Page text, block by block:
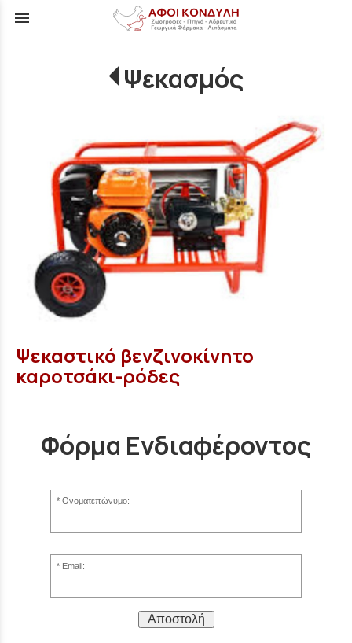
menu
Ψεκασμός
Ψεκαστικό βενζινοκίνητο
καροτσάκι-ρόδες
Φόρμα Ενδιαφέροντος
Ονοματεπώνυμο:
Email:
Αποστολή